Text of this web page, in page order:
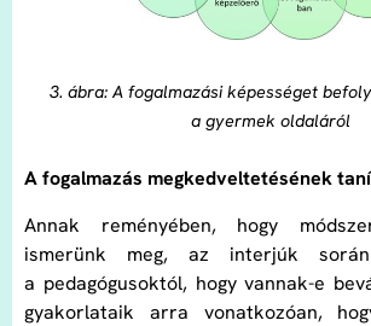
3. ábra: A fogalmazási képességet
a gyermek oldaláról
A fogalmazás megkedveltetésének
Annak reményében, hogy
ismerünk meg, az interjúk során
a pedagógusoktól, hogy vannak-e
gyakorlataik arra vonatkozóan,